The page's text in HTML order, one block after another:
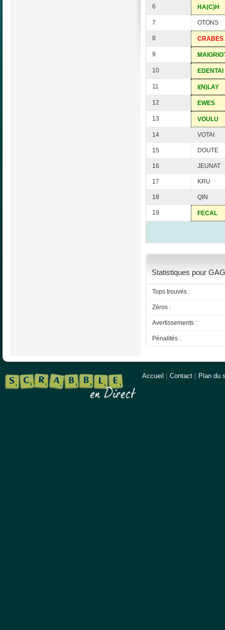
6 HA(C)H
7 OTONS
8 CRABES
9
10 EDENTAI
11 I(N)LAY
12 EWES
13 VOULU
14 VOTAI
15 DOUTE
16 JEUNAT
17 KRU
18 QIN
19 FECAL
Statistiques pour
Tops trouvés :
Zéros :
Avertissements :
Pénalités :
Accueil Contact Plan du